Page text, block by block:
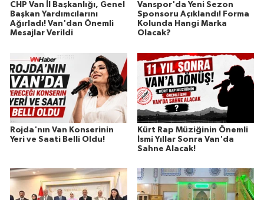
CHP Van İl Başkanlığı, Genel
Başkan Yardımcılarını
Ağırladı! Van'dan Önemli
Mesajlar Verildi
Vanspor'da Yeni Sezon
Sponsoru Açıklandı! Forma
Kolunda Hangi Marka
Olacak?
Rojda'nın Van Konserinin
Yeri ve Saati Belli Oldu!
Kürt Rap Müziğinin Önemli
İsmi Yıllar Sonra Van'da
Sahne Alacak!